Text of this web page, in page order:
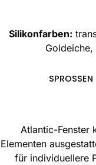
Silikonfarben:
Atlantic-Fenster
Elementen
für individuellere